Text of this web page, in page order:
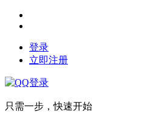
登录
立即注册
只需一步，快速开始